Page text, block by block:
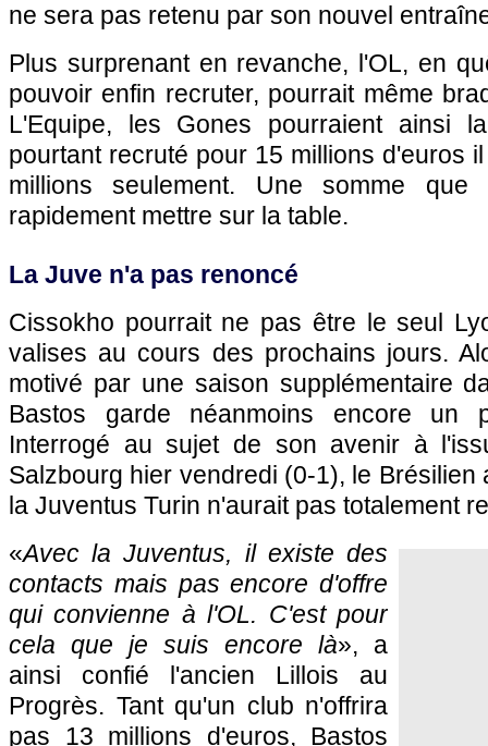
ne sera pas retenu par son nouvel
Plus surprenant en revanche, l'OL, en
pouvoir enfin recruter, pourrait même
L'Equipe, les Gones pourraient ainsi
pourtant recruté pour 15 millions d'euros
millions seulement. Une somme
rapidement mettre sur la table.
La Juve n'a pas renoncé
Cissokho pourrait ne pas être le seul
valises au cours des prochains jours.
motivé par une saison supplémentaire
Bastos garde néanmoins encore un
Interrogé au sujet de son avenir à
Salzbourg hier vendredi (0-1), le Brésilien
la Juventus Turin n'aurait pas totalement
«Avec la Juventus, il existe des
contacts mais pas encore d'offre
qui convienne àl'OL. C'est pour
cela que je suis encore là», a
ainsi confié l'ancien Lillois au
Progrès. Tant qu'un club n'offrira
pas 13 millions d'euros, Bastos